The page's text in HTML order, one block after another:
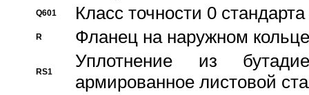
Q601 Класс точности 0
R Фланец на наружном кольце
RS1
Уплотнение из
армированное листовой